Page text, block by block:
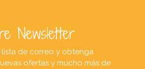
Newsletter
lista de correo y obtenga
ofertas y mucho más de